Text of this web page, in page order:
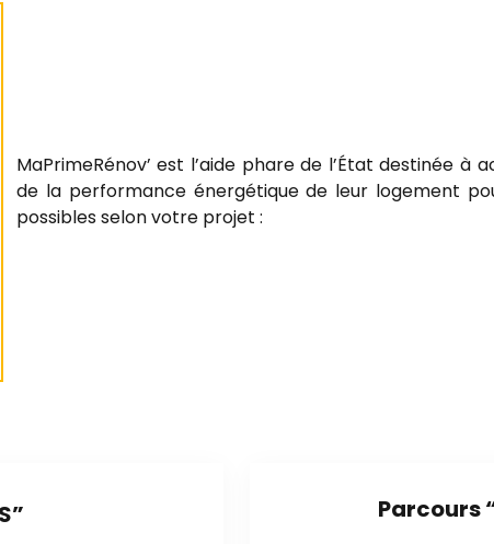
MaPrimeRénov’ est l’aide phare de l’État destinée
de la performance énergétique de leur logement
possibles selon votre projet :
” Parcours